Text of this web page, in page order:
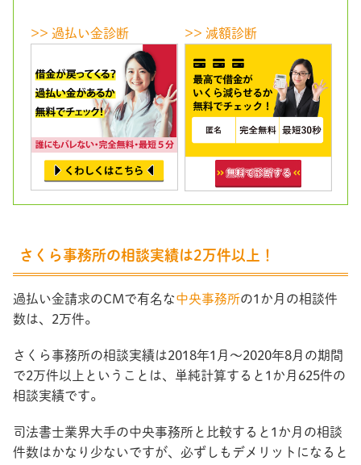
>> 過払い金診断 >> 減額診断
さくら事務所の相談実績は2万件以上！
過払い金請求のCMで有名な中央事務所の1か月の相談件
数は、2万件。
さくら事務所の相談実績は2018年1月～2020年8月の期間
で2万件以上ということは、単純計算すると1か月625件の
相談実績です。
司法書士業界大手の中央事務所と比較すると1か月の相談
件数はかなり少ないですが、必ずしもデメリットになると